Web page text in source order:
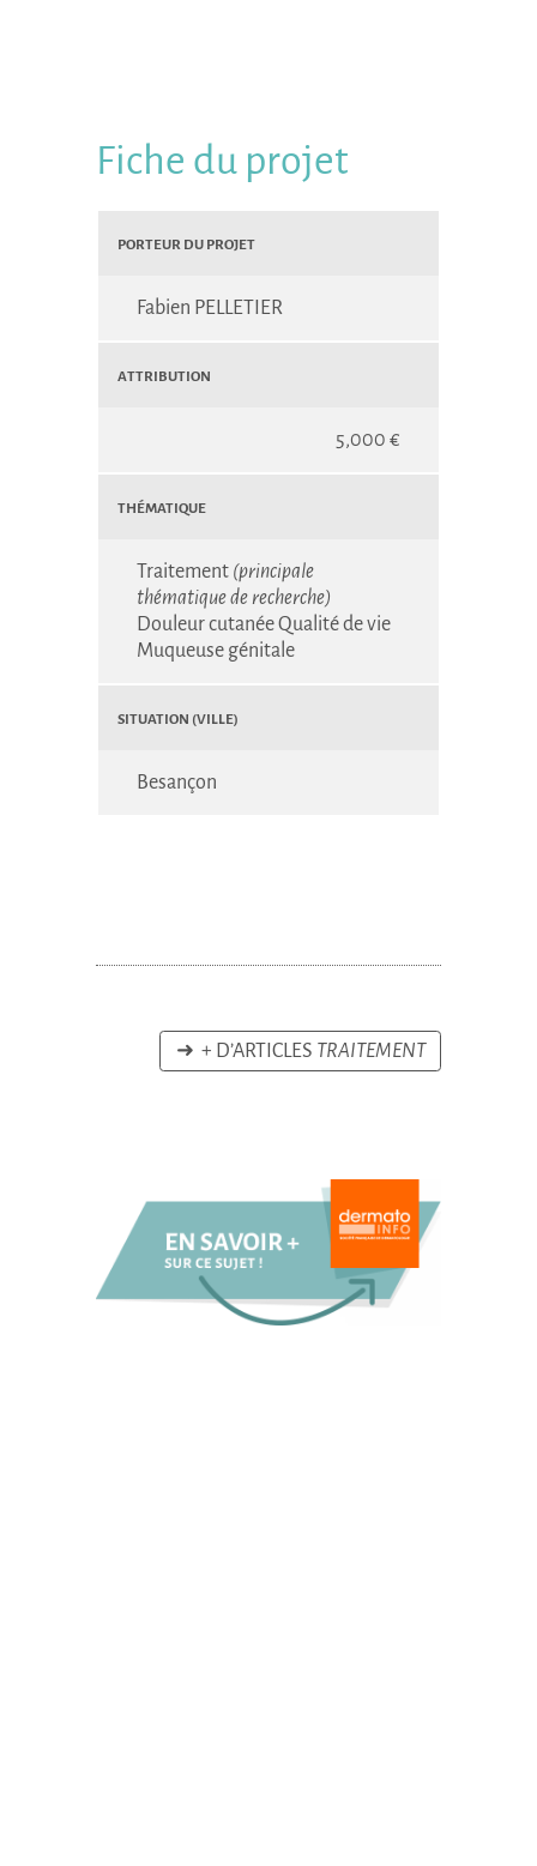
Fiche du projet
Porteur du projet
Fabien PELLETIER
Attribution
5,000 €
Thématique
Traitement (principale
thématique de recherche)
Douleur cutanéeQualité de vie
Muqueuse génitale
Situation (Ville)
Besançon
➜ + D’ARTICLES TRAITEMENT